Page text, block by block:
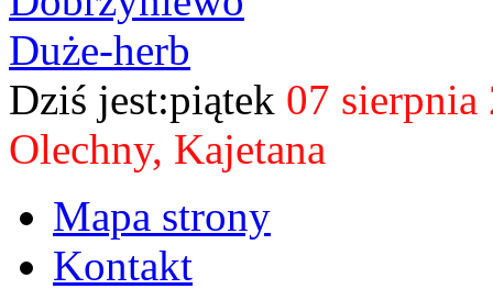
Dziś jest:piątek 07 sierpnia
Olechny, Kajetana
Mapa strony
Kontakt